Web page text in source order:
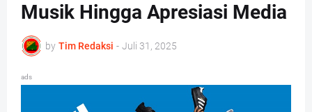
Musik Hingga Apresiasi Media
by Tim Redaksi - Juli 31, 2025
ads